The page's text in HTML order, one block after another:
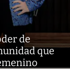
de
que